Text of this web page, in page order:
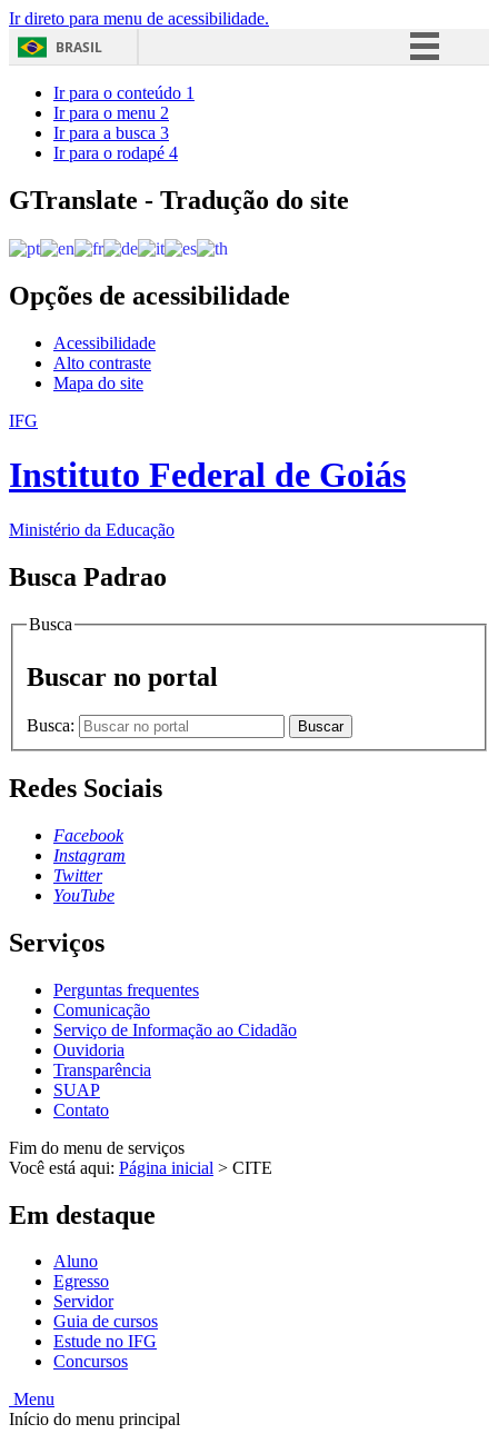
Ir direto para menu de acessibilidade.
BRASIL
Acesso à informação
Ir para o conteúdo 1
Ir para o menu 2
Ir para a busca 3
Ir para o rodapé 4
GTranslate - Tradução do site
Opções de acessibilidade
Acessibilidade
Alto contraste
Mapa do site
IFG
Instituto Federal de Goiás
Ministério da Educação
Busca Padrao
Busca
Buscar no portal
Busca: Buscar
Redes Sociais
Facebook
Instagram
Twitter
YouTube
Serviços
Perguntas frequentes
Comunicação
Serviço de Informação ao Cidadão
Ouvidoria
Transparência
SUAP
Contato
Fim do menu de serviços
Você está aqui: Página inicial > CITE
Em destaque
Aluno
Egresso
Servidor
Guia de cursos
Estude no IFG
Concursos
Menu
Início do menu principal